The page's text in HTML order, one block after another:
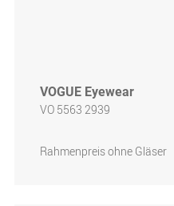
VOGUE Eyewear
VO 5563 2939
Rahmenpreis ohne Gläser